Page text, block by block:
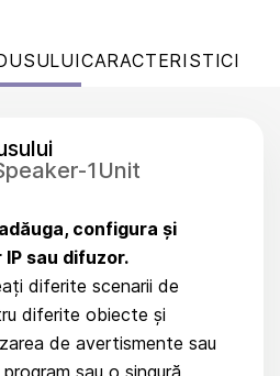
CARACTERISTICI
1Unit
configura și
sau difuzor.
diferite scenarii de
diferite obiecte și
de avertismente sau
sau o singură